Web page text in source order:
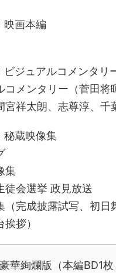
画本編
ジュアルコメンタリ
コメンタリー（菅田将
宮祥太朗、志尊淳、千
蔵映像集
集
徒会選挙 政見放送
（完成披露試写、初日
拶）
華絢爛版（本編BD1枚